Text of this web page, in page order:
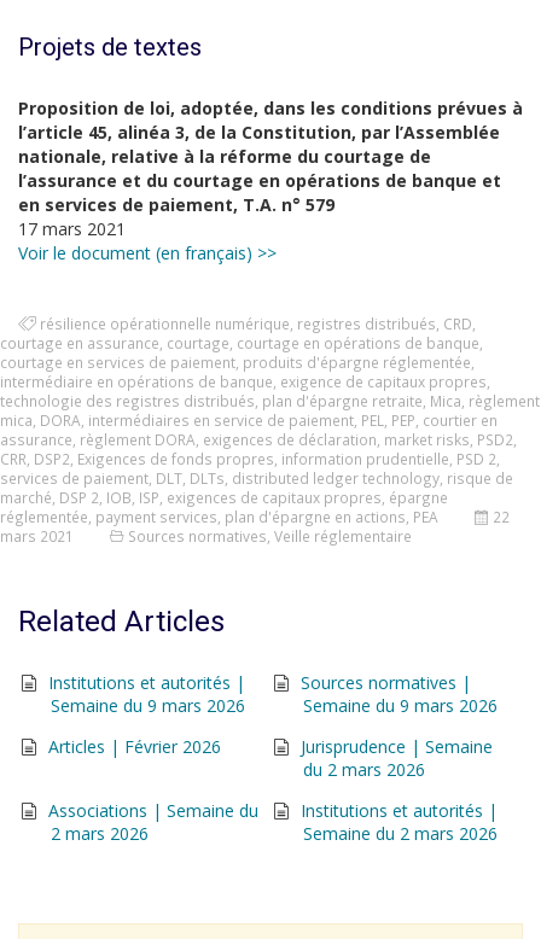
Projets de textes
Proposition de loi, adoptée, dans les conditions prévues à
l’article 45, alinéa 3, de la Constitution, par l’Assemblée
nationale, relative à la réforme du courtage de
l’assurance et du courtage en opérations de banque et
en services de paiement, T.A. n° 579
17 mars 2021
Voir le document (en français) >>
résilience opérationnelle numérique registres distribués CRD
courtage en assurance courtage courtage en opérations de banque
courtage en services de paiement produits d'épargne réglementée
intermédiaire en opérations de banque exigence de capitaux propres
technologie des registres distribués plan d'épargne retraite Mica règlement
mica DORA intermédiaires en service de paiement PEL PEP courtier en
assurance règlement DORA exigences de déclaration market risks PSD2
CRR DSP2 Exigences de fonds propres information prudentielle PSD 2
services de paiement DLT DLTs distributed ledger technology risque de
marché DSP 2 IOB ISP exigences de capitaux propres épargne
réglementée payment services plan d'épargne en actions PEA
22
mars 2021
Sources normatives Veille réglementaire
Related Articles
Institutions et autorités |
Semaine du 9 mars 2026
Sources normatives |
Semaine du 9 mars 2026
Articles | Février 2026
Jurisprudence | Semaine
du 2 mars 2026
Associations | Semaine du
2 mars 2026
Institutions et autorités |
Semaine du 2 mars 2026